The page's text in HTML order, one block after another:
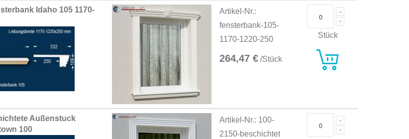
Idaho 105 1170-
Artikel-Nr.:
fensterbank-105-
1170-1220-250
264,47 € /Stück
Stück
Außenstuck
100
Artikel-Nr.: 100-
2150-beschichtet